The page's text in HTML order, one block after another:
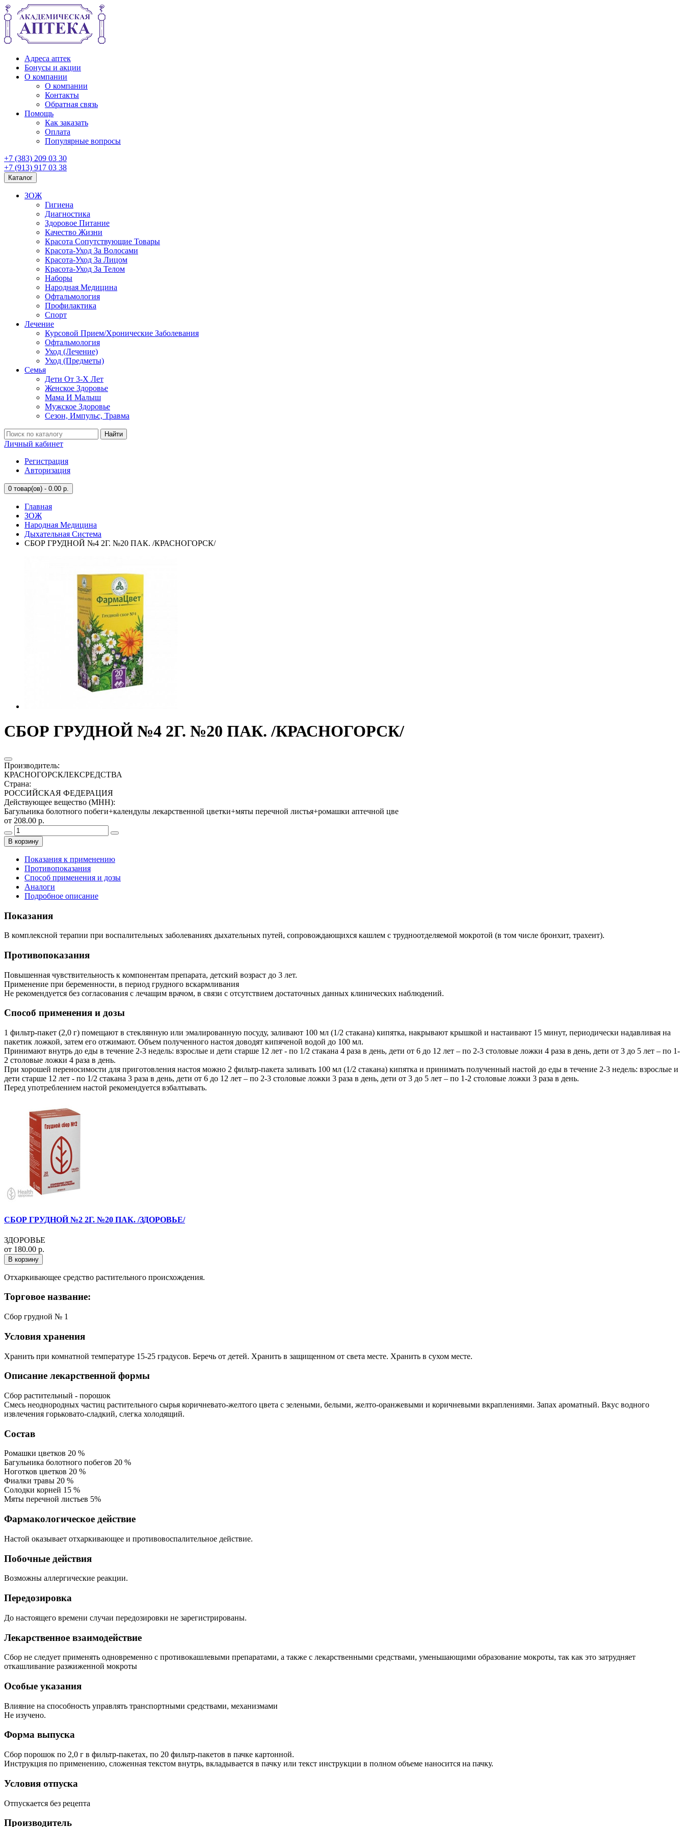
Адреса аптек
Бонусы и акции
О компании
О компании
Контакты
Обратная связь
Помощь
Как заказать
Оплата
Популярные вопросы
+7 (383) 209 03 30
+7 (913) 917 03 38
Каталог
ЗОЖ
Гигиена
Диагностика
Здоровое Питание
Качество Жизни
Красота Сопутствующие Товары
Красота-Уход За Волосами
Красота-Уход За Лицом
Красота-Уход За Телом
Наборы
Народная Медицина
Офтальмология
Профилактика
Спорт
Лечение
Курсовой Прием/Хронические Заболевания
Офтальмология
Уход (Лечение)
Уход (Предметы)
Семья
Дети От 3-Х Лет
Женское Здоровье
Мама И Малыш
Мужское Здоровье
Сезон, Импульс, Травма
Найти
Личный кабинет
Регистрация
Авторизация
0 товар(ов) - 0.00 р.
Главная
ЗОЖ
Народная Медицина
Дыхательная Система
СБОР ГРУДНОЙ №4 2Г. №20 ПАК. /КРАСНОГОРСК/
СБОР ГРУДНОЙ №4 2Г. №20 ПАК. /КРАСНОГОРСК/
Производитель:
КРАСНОГОРСКЛЕКСРЕДСТВА
Страна:
РОССИЙСКАЯ ФЕДЕРАЦИЯ
Действующее вещество (МНН):
Багульника болотного побеги+календулы лекарственной цветки+мяты перечной листья+ромашки аптечной цве
от 208.00 р.
В корзину
Показания к применению
Противопоказания
Способ применения и дозы
Аналоги
Подробное описание
Показания
В комплексной терапии при воспалительных заболеваниях дыхательных путей, сопровождающихся кашлем с трудноотделяемой мокротой (в том числе бронхит, трахеит).
Противопоказания
Повышенная чувствительность к компонентам препарата, детский возраст до 3 лет.
Применение при беременности, в период грудного вскармливания
Не рекомендуется без согласования с лечащим врачом, в связи с отсутствием достаточных данных клинических наблюдений.
Способ применения и дозы
1 фильтр-пакет (2,0 г) помещают в стеклянную или эмалированную посуду, заливают 100 мл (1/2 стакана) кипятка, накрывают крышкой и настаивают 15 минут, периодически надавливая на
пакетик ложкой, затем его отжимают. Объем полученного настоя доводят кипяченой водой до 100 мл.
Принимают внутрь до еды в течение 2-3 недель: взрослые и дети старше 12 лет - по 1/2 стакана 4 раза в день, дети от 6 до 12 лет – по 2-3 столовые ложки 4 раза в день, дети от 3 до 5 лет – по 1-
2 столовые ложки 4 раза в день.
При хорошей переносимости для приготовления настоя можно 2 фильтр-пакета заливать 100 мл (1/2 стакана) кипятка и принимать полученный настой до еды в течение 2-3 недель: взрослые и
дети старше 12 лет - по 1/2 стакана 3 раза в день, дети от 6 до 12 лет – по 2-3 столовые ложки 3 раза в день, дети от 3 до 5 лет – по 1-2 столовые ложки 3 раза в день.
Перед употреблением настой рекомендуется взбалтывать.
СБОР ГРУДНОЙ №2 2Г. №20 ПАК. /ЗДОРОВЬЕ/
ЗДОРОВЬЕ
от 180.00 р.
В корзину
Отхаркивающее средство растительного происхождения.
Торговое название:
Сбор грудной № 1
Условия хранения
Хранить при комнатной температуре 15-25 градусов. Беречь от детей. Хранить в защищенном от света месте. Хранить в сухом месте.
Описание лекарственной формы
Сбор растительный - порошок
Смесь неоднородных частиц растительного сырья коричневато-желтого цвета с зелеными, белыми, желто-оранжевыми и коричневыми вкраплениями. Запах ароматный. Вкус водного
извлечения горьковато-сладкий, слегка холодящий.
Состав
Ромашки цветков 20 %
Багульника болотного побегов 20 %
Ноготков цветков 20 %
Фиалки травы 20 %
Солодки корней 15 %
Мяты перечной листьев 5%
Фармакологическое действие
Настой оказывает отхаркивающее и противовоспалительное действие.
Побочные действия
Возможны аллергические реакции.
Передозировка
До настоящего времени случаи передозировки не зарегистрированы.
Лекарственное взаимодействие
Сбор не следует применять одновременно с противокашлевыми препаратами, а также с лекарственными средствами, уменьшающими образование мокроты, так как это затрудняет
откашливание разжиженной мокроты
Особые указания
Влияние на способность управлять транспортными средствами, механизмами
Не изучено.
Форма выпуска
Сбор порошок по 2,0 г в фильтр-пакетах, по 20 фильтр-пакетов в пачке картонной.
Инструкция по применению, сложенная текстом внутрь, вкладывается в пачку или текст инструкции в полном объеме наносится на пачку.
Условия отпуска
Отпускается без рецепта
Производитель